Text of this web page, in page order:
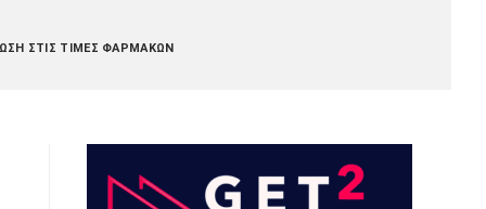
ΣΤΙΣ ΤΙΜΈΣ ΦΑΡΜΆΚΩΝ